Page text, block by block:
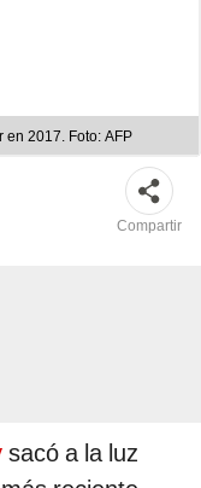
en 2017. Foto: AFP
Compartir
sacó a la luz